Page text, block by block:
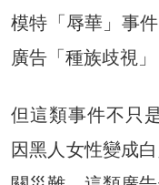
模特「辱華」事
廣告「種族歧視
但這類事件不只
因黑人女性變成